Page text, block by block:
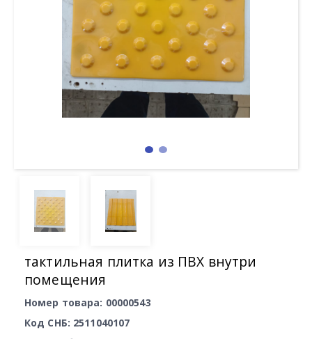
тактильная плитка из ПВХ внутри
помещения
Номер товара: 00000543
Код СНБ: 2511040107